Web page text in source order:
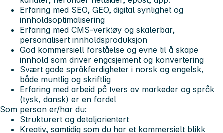
Erfaring med SEO, GEO, digital synlighet og
innholdsoptimalisering
Erfaring med CMS-verktøy og skalerbar,
personalisert innholdsproduksjon
God kommersiell forståelse og evne til å skape
innhold som driver engasjement og konvertering
Svært gode språkferdigheter i norsk og engelsk,
både muntlig og skriftlig
Erfaring med arbeid på tvers av markeder og språk
(tysk, dansk) er en fordel
Som person er/har du:
Strukturert og detaljorientert
Kreativ, samtidig som du har et kommersielt blikk